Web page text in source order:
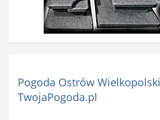
Pogoda Ostrów Wielkopolski
TwojaPogoda.pl